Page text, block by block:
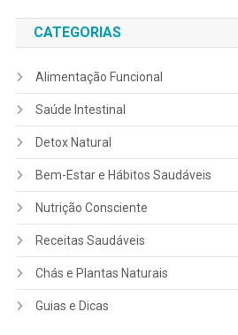
CATEGORIAS
Alimentação Funcional
Saúde Intestinal
Detox Natural
Bem-Estar e Hábitos Saudáveis
Nutrição Consciente
Receitas Saudáveis
Chás e Plantas Naturais
Guias e Dicas